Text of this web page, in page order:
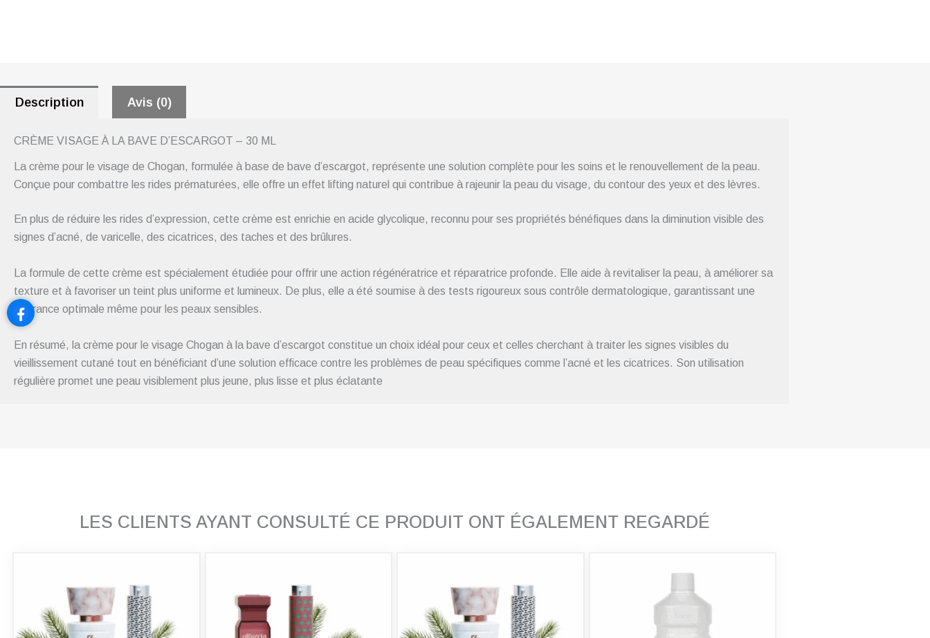
Description Avis (0)
CRÈME VISAGE À LA BAVE D’ESCARGOT – 30 ML
La crème pour le visage de Chogan, formulée à base de bave d’escargot, représente une solution complète pour les soins et le renouvellement de la peau.
Conçue pour combattre les rides prématurées, elle offre un effet lifting naturel qui contribue à rajeunir la peau du visage, du contour des yeux et des lèvres.
En plus de réduire les rides d’expression, cette crème est enrichie en acide glycolique, reconnu pour ses propriétés bénéfiques dans la diminution visible des
signes d’acné, de varicelle, des cicatrices, des taches et des brûlures.
La formule de cette crème est spécialement étudiée pour offrir une action régénératrice et réparatrice profonde. Elle aide à revitaliser la peau, à améliorer sa
texture et à favoriser un teint plus uniforme et lumineux. De plus, elle a été soumise à des tests rigoureux sous contrôle dermatologique, garantissant une
tolérance optimale même pour les peaux sensibles.
En résumé, la crème pour le visage Chogan à la bave d’escargot constitue un choix idéal pour ceux et celles cherchant à traiter les signes visibles du
vieillissement cutané tout en bénéficiant d’une solution efficace contre les problèmes de peau spécifiques comme l’acné et les cicatrices. Son utilisation
régulière promet une peau visiblement plus jeune, plus lisse et plus éclatante
LES CLIENTS AYANT CONSULTÉ CE PRODUIT ONT ÉGALEMENT REGARDÉ